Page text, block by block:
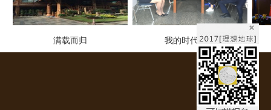
满载而归 我的时代鼓点